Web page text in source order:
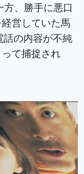
、勝手に悪口
営していた馬
話の内容が不純
て捕捉され